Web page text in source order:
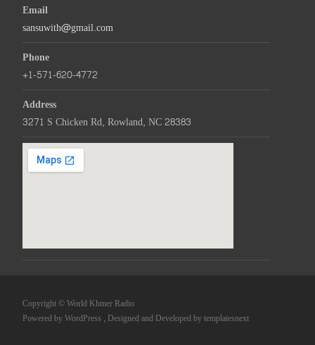
Email
sansuwith@gmail.com
Phone
+1-571-620-4772
Address
3271 S Chicken Rd, Rowland, NC 28383
Copyright © World Khmer Radio
Powered by WordPress , Designed and Developed bytemplatesnext